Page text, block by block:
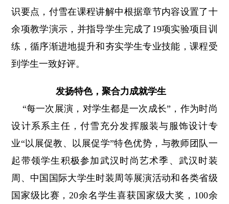
识要点，付雪在课程讲解中根据章节内容设置了十
余项教学演示，并指导学生完成了19项实验项目训
练，循序渐进地提升和夯实学生专业技能，课程受
到学生一致好评。
发扬特色，聚合力成就学生
“每一次展演，对学生都是一次成长”，作为时尚
设计系系主任，付雪充分发挥服装与服饰设计专
业“以展促教、以展促学”特色优势，与教师团队一
起带领学生积极参加武汉时尚艺术季、武汉时装
周、中国国际大学生时装周等展演活动和各类省级
国家级比赛，20余名学生喜获国家级大奖，100余